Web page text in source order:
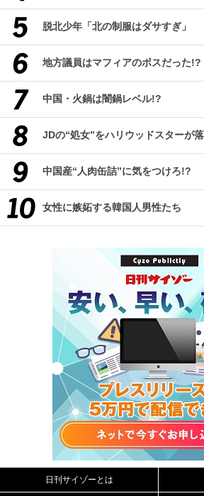
脱北少年「北の制服はダサすぎ」
地方議員はマフィアのボスだった!?
中国・火鍋は闇鍋レベル!?
JDの“処女”をハリウッドスターが
中国産“人肉缶詰”に気をつけろ!?
女性に嫉妬する韓国人男性たち
日刊サイゾーとは